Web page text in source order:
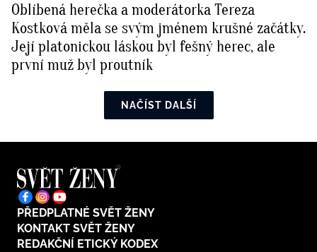
Oblíbená herečka a moderátorka Tereza
Kostková měla se svým jménem krušné začátky.
Její platonickou láskou byl fešný herec, ale
první muž byl proutník
NAČÍST DALŠÍ
PŘEDPLATNÉ SVĚT ŽENY
KONTAKT SVĚT ŽENY
REDAKČNÍ ETICKÝ KODEX